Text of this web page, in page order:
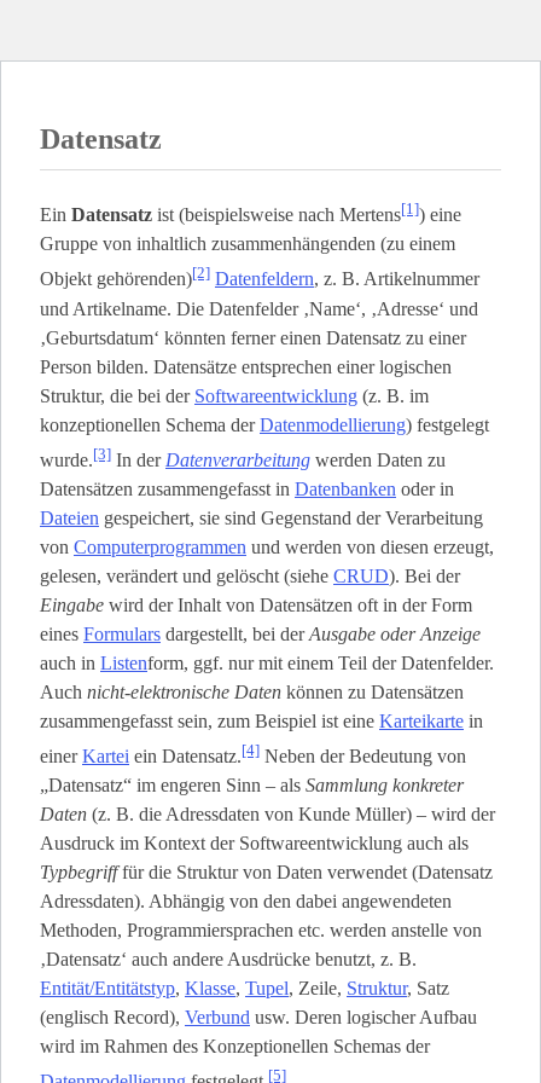
Datensatz
Ein Datensatz ist (beispielsweise nach Mertens[1]) eine
Gruppe von inhaltlich zusammenhängenden (zu einem
Objekt gehörenden)[2] Datenfeldern, z. B. Artikelnummer
und Artikelname. Die Datenfelder ‚Name‘, ‚Adresse‘ und
‚Geburtsdatum‘ könnten ferner einen Datensatz zu einer
Person bilden. Datensätze entsprechen einer logischen
Struktur, die bei der Softwareentwicklung (z. B. im
konzeptionellen Schema derDatenmodellierung) festgelegt
wurde.[3] In der Datenverarbeitung werden Daten zu
Datensätzen zusammengefasst in Datenbanken oder in
Dateien gespeichert, sie sind Gegenstand der Verarbeitung
von Computerprogrammen und werden von diesen erzeugt,
gelesen, verändert und gelöscht (siehe CRUD). Bei der
Eingabe wird der Inhalt von Datensätzen oft in der Form
eines Formulars dargestellt, bei derAusgabe oder Anzeige
auch in Listen­form, ggf. nur mit einem Teil der Datenfelder.
Auch nicht-elektronische Daten können zu Datensätzen
zusammengefasst sein, zum Beispiel ist eine Karteikarte in
einerKartei ein Datensatz.[4] Neben der Bedeutung von
„Datensatz“ im engeren Sinn – als Sammlung konkreter
Daten (z. B. die Adressdaten von Kunde Müller) – wird der
Ausdruck im Kontext der Softwareentwicklung auch als
Typbegrifffür die Struktur von Daten verwendet (Datensatz
Adressdaten). Abhängig von den dabei angewendeten
Methoden, Programmiersprachen etc. werden anstelle von
‚Datensatz‘ auch andere Ausdrücke benutzt, z. B.
Entität/Entitätstyp, Klasse, Tupel, Zeile, Struktur, Satz
(englisch Record), Verbund usw. Deren logischer Aufbau
wird im Rahmen des Konzeptionellen Schemas der
[5]